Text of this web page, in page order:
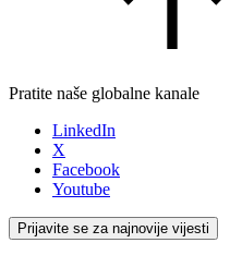
Pratite naše globalne kanale
LinkedIn
X
Facebook
Youtube
Prijavite se za najnovije vijesti